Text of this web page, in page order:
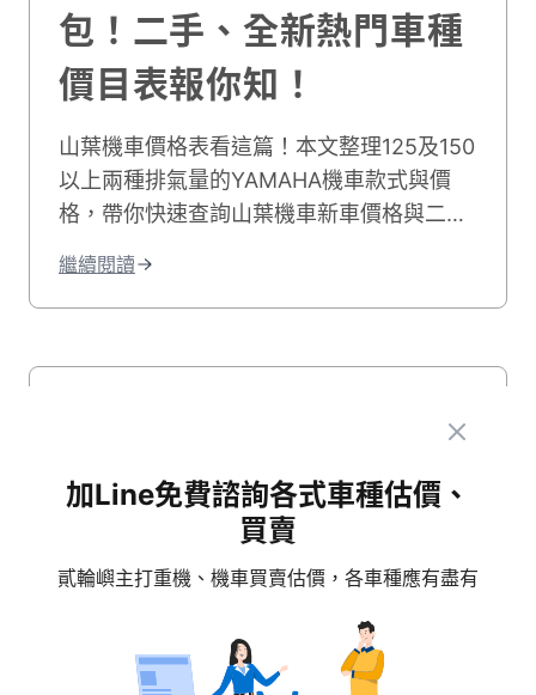
加Line免費諮詢各式車種估價、
買賣
貳輪嶼主打重機、機車買賣估價，各車種應有盡有
包！二手、全新熱門車種
價目表報你知！
山葉機車價格表看這篇！本文整理125及150
以上兩種排氣量的YAMAHA機車款式與價
格，帶你快速查詢山葉機車新車價格與二手
你用合理價格找到適合的車款！
繼續閱讀
機車車款推薦 2026-01-29